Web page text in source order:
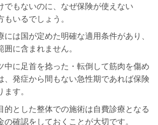
でもないのに、なぜ保険が使えない
いるでしょう。
には国が定めた明確な適用条件があり、
に含まれません。
中に足首を捻った・転倒して筋肉を傷め
、発症から間もない急性期であれば保険
す。
的とした整体での施術は自費診療となる
の確認をしておくことが大切です。